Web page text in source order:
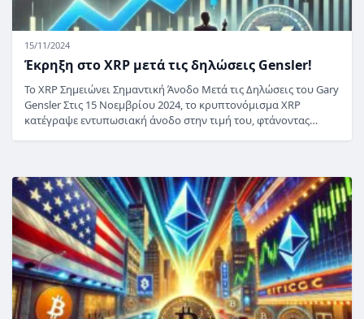
15/11/2024
Έκρηξη στο XRP μετά τις δηλώσεις Gensler!
Το XRP Σημειώνει Σημαντική Άνοδο Μετά τις Δηλώσεις του Gary
Gensler Στις 15 Νοεμβρίου 2024, το κρυπτονόμισμα XRP
κατέγραψε εντυπωσιακή άνοδο στην τιμή του, φτάνοντας…